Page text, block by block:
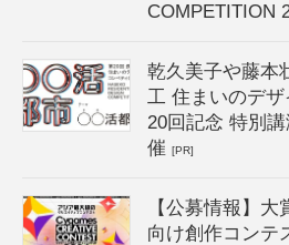
COMPETITION
乾久美子や藤本
工 住まいのデ
20回記念 特別
催[PR]
【公募情報】
向け創作コンテ